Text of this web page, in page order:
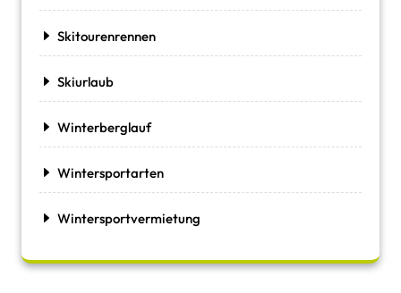
Skitourenrennen
Skiurlaub
Winterberglauf
Wintersportarten
Wintersportvermietung